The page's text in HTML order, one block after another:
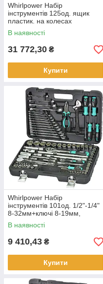
Whirlpower Набір
інструментів 125од. ящик
пластик. на колесах
В наявності
31 772,30 ₴
Купити
Whirlpower Набір
інструментів 101од. 1/2"-1/4"
8-32мм+ключі 8-19мм,
викрутки, шарн.-губц.
інструмент
В наявності
9 410,43 ₴
Купити